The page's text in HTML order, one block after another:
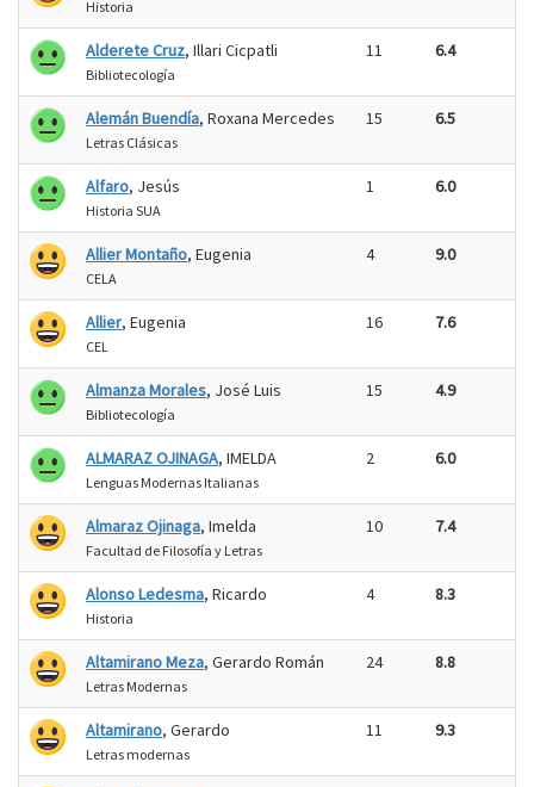
Historia
Alderete Cruz, Illari Cicpatli
Bibliotecología
11 6.4
Alemán Buendía, Roxana Mercedes
Letras Clásicas
15 6.5
Alfaro, Jesús
Historia SUA
1 6.0
Allier Montaño, Eugenia
CELA
4 9.0
Allier, Eugenia
CEL
16 7.6
Almanza Morales, José Luis
Bibliotecología
15 4.9
ALMARAZ OJINAGA, IMELDA
Lenguas Modernas Italianas
2 6.0
Almaraz Ojinaga, Imelda
Facultad de Filosofía y Letras
10 7.4
Alonso Ledesma, Ricardo
Historia
4 8.3
Altamirano Meza, Gerardo Román
Letras Modernas
24 8.8
Altamirano, Gerardo
Letras modernas
11 9.3